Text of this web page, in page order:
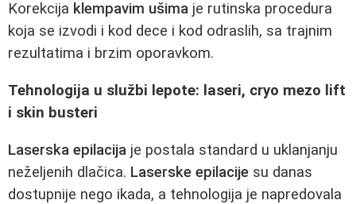
Korekcija klempavim ušima je rutinska procedura
koja se izvodi i kod dece i kod odraslih, sa trajnim
rezultatima i brzim oporavkom.
Tehnologija u službi lepote: laseri, cryo mezo lift
i skin busteri
Laserska epilacija je postala standard u uklanjanju
neželjenih dlačica. Laserske epilacije su danas
dostupnije nego ikada, a tehnologija je napredovala